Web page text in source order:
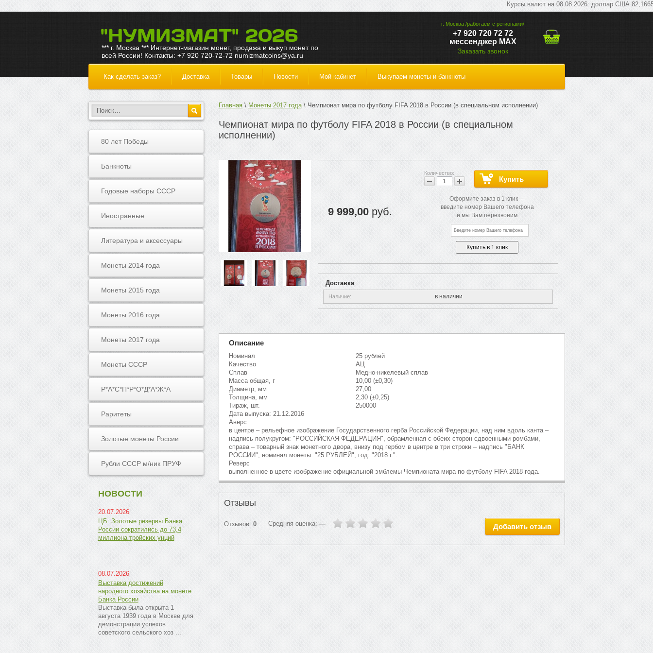
Курсы валют на 08.08.2026: доллар США 82,1665
"НУМИЗМАТ" 2026
*** г. Москва *** Интернет-магазин монет, продажа и выкуп монет по
всей России! Контакты: +7 920 720-72-72 numizmatcoins@ya.ru
г. Москва /работаем с регионами/
+7 920 720 72 72
мессенджер МАХ
Заказать звонок
Как сделать заказ? Доставка Товары Новости Мой кабинет Выкупаем монеты и банкноты
80 лет Победы
Банкноты
Годовые наборы СССР
Иностранные
Литература и аксессуары
Монеты 2014 года
Монеты 2015 года
Монеты 2016 года
Монеты 2017 года
Монеты СССР
Р*А*С*П*Р*О*Д*А*Ж*А
Раритеты
Золотые монеты России
Рубли СССР м/ник ПРУФ
НОВОСТИ
20.07.2026
ЦБ: Золотые резервы Банка
России сократились до 73,4
миллиона тройских унций
08.07.2026
Выставка достижений
народного хозяйства на монете
Банка России
Выставка была открыта 1
августа 1939 года в Москве для
демонстрации успехов
советского сельского хоз ...
Главная Монеты 2017 года Чемпионат мира по футболу FIFA 2018 в России (в специальном исполнении)
Чемпионат мира по футболу FIFA 2018 в России (в специальном
исполнении)
9 999,00 руб.
Оформите заказ в 1 клик —
введите номер Вашего телефона
и мы Вам перезвоним
Доставка
Наличие в наличии
Описание
Номинал
25 рублей
Качество
АЦ
Сплав
Медно-никелевый сплав
Масса общая, г
10,00 (±0,30)
Диаметр, мм
27,00
Толщина, мм
2,30 (±0,25)
Тираж, шт.
250000
Дата выпуска: 21.12.2016
Аверс
в центре – рельефное изображение Государственного герба Российской Федерации, над ним вдоль канта –
надпись полукругом: "РОССИЙСКАЯ ФЕДЕРАЦИЯ", обрамленная с обеих сторон сдвоенными ромбами,
справа – товарный знак монетного двора, внизу под гербом в центре в три строки – надпись "БАНК
РОССИИ", номинал монеты: "25 РУБЛЕЙ", год: "2018 г.".
Реверс
выполненное в цвете изображение официальной эмблемы Чемпионата мира по футболу FIFA 2018 года.
Отзывы
Отзывов: 0 Средняя оценка: — Добавить отзыв